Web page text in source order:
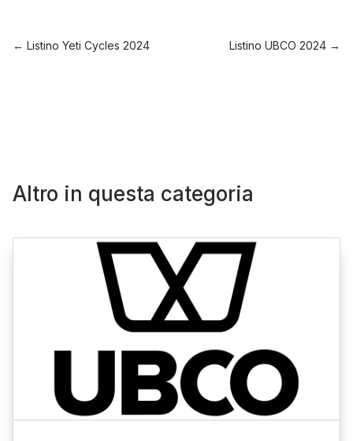
←Listino Yeti Cycles 2024 Listino UBCO 2024→
Altro in questa categoria